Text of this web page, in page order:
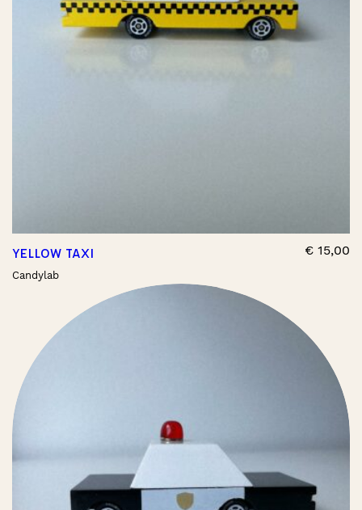
YELLOW TAXI
Candylab
€ 15,00